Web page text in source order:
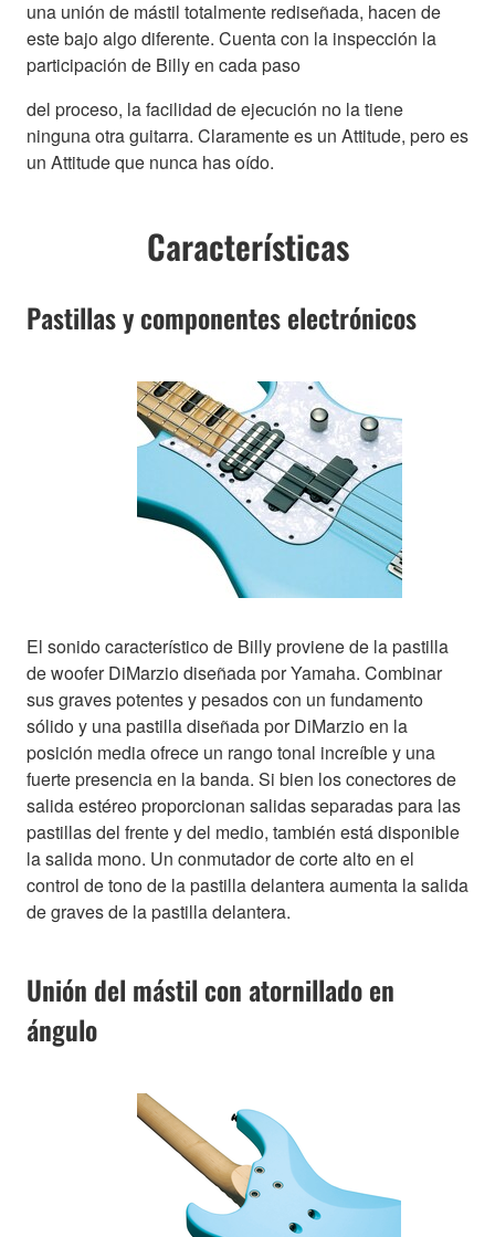
una unión de mástil totalmente rediseñada, hacen de
este bajo algo diferente. Cuenta con la inspección la
participación de Billy en cada paso
del proceso, la facilidad de ejecución no la tiene
ninguna otra guitarra. Claramente es un Attitude, pero es
un Attitude que nunca has oído.
Características
Pastillas y componentes electrónicos
El sonido característico de Billy proviene de la pastilla
de woofer DiMarzio diseñada por Yamaha. Combinar
sus graves potentes y pesados con un fundamento
sólido y una pastilla diseñada por DiMarzio en la
posición media ofrece un rango tonal increíble y una
fuerte presencia en la banda. Si bien los conectores de
salida estéreo proporcionan salidas separadas para las
pastillas del frente y del medio, también está disponible
la salida mono. Un conmutador de corte alto en el
control de tono de la pastilla delantera aumenta la salida
de graves de la pastilla delantera.
Unión del mástil con atornillado en
ángulo